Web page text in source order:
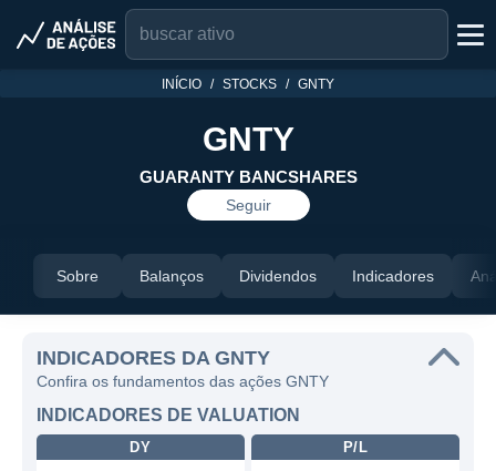
INÍCIO STOCKS GNTY
GNTY
GUARANTY BANCSHARES
Seguir
Sobre Balanços Dividendos Indicadores
INDICADORES DA GNTY
Confira os fundamentos das ações GNTY
INDICADORES DE VALUATION
DY P/L